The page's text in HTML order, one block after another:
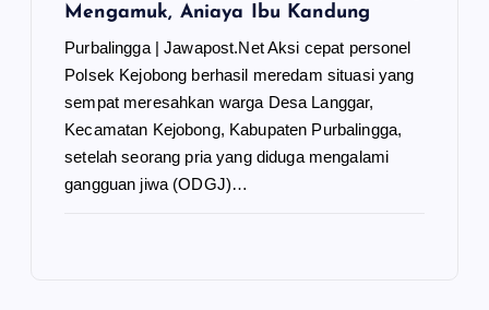
Mengamuk, Aniaya Ibu Kandung
Purbalingga | Jawapost.Net Aksi cepat personel
Polsek Kejobong berhasil meredam situasi yang
sempat meresahkan warga Desa Langgar,
Kecamatan Kejobong, Kabupaten Purbalingga,
setelah seorang pria yang diduga mengalami
gangguan jiwa (ODGJ)…